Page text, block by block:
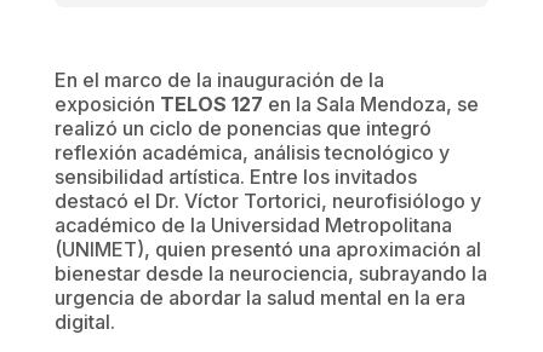
En el marco de la inauguración de la
exposición TELOS 127 en la Sala Mendoza, se
realizó un ciclo de ponencias que integró
reflexión académica, análisis tecnológico y
sensibilidad artística. Entre los invitados
destacó el Dr. Víctor Tortorici, neurofisiólogo y
académico de la Universidad Metropolitana
(UNIMET), quien presentó una aproximación al
bienestar desde la neurociencia, subrayando la
urgencia de abordar la salud mental en la era
digital.